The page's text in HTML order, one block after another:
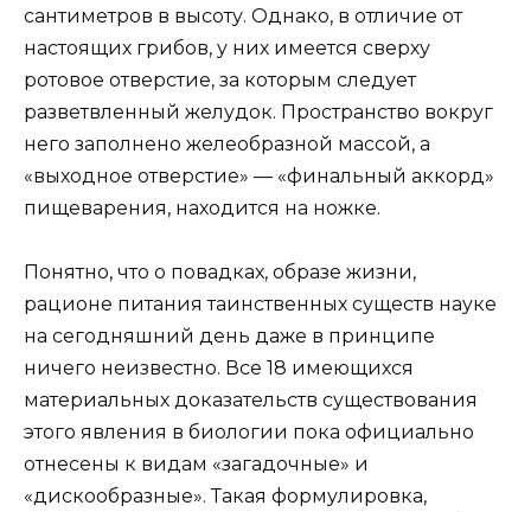
сантиметров в высоту. Однако, в отличие от
настоящих грибов, у них имеется сверху
ротовое отверстие, за которым следует
разветвленный желудок. Пространство вокруг
него заполнено желеобразной массой, а
«выходное отверстие» — «финальный аккорд»
пищеварения, находится на ножке.
Понятно, что о повадках, образе жизни,
рационе питания таинственных существ науке
на сегодняшний день даже в принципе
ничего неизвестно. Все 18 имеющихся
материальных доказательств существования
этого явления в биологии пока официально
отнесены к видам «загадочные» и
«дискообразные». Такая формулировка,